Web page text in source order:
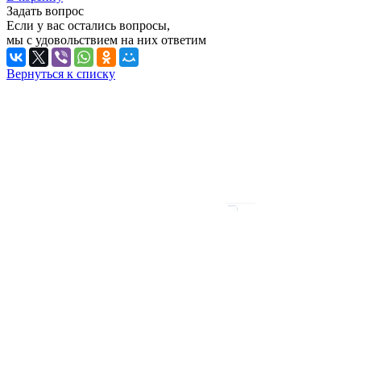
Задать вопрос
Если у вас остались вопросы,
мы с удовольствием на них ответим
Вернуться к списку